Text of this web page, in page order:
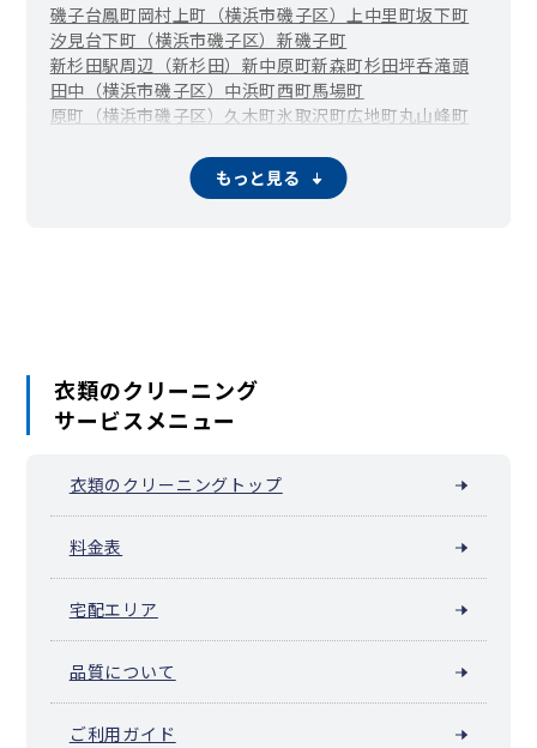
磯子台鳳町岡村 上町（横浜市磯子区） 上中里町坂下町
汐見台下町（横浜市磯子区） 新磯子町
新杉田駅周辺（新杉田） 新中原町新森町杉田坪呑滝頭
田中（横浜市磯子区） 中浜町西町馬場町
原町（横浜市磯子区） 久木町氷取沢町広地町丸山峰町
もっと見る
衣類のクリーニング
サービスメニュー
衣類のクリーニングトップ
料金表
宅配エリア
品質について
ご利用ガイド